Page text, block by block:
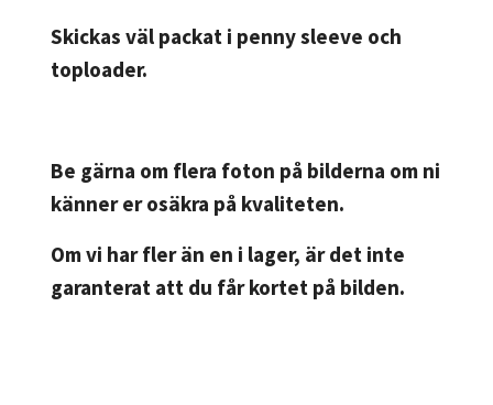
Skickas väl packat i penny sleeve och
toploader.
Be gärna om flera foton på bilderna om ni
känner er osäkra på kvaliteten.
Om vi har fler än en i lager, är det inte
garanterat att du får kortet på bilden.